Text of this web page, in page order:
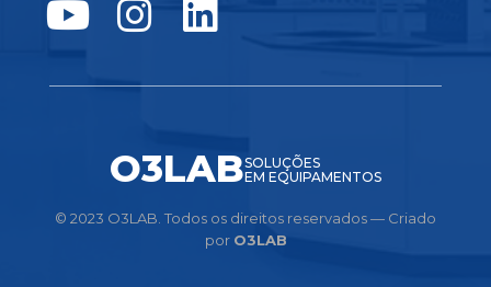
O3LABSOLUÇÕES
EM EQUIPAMENTOS
© 2023 O3LAB. Todos os direitos reservados — Criado
por O3LAB